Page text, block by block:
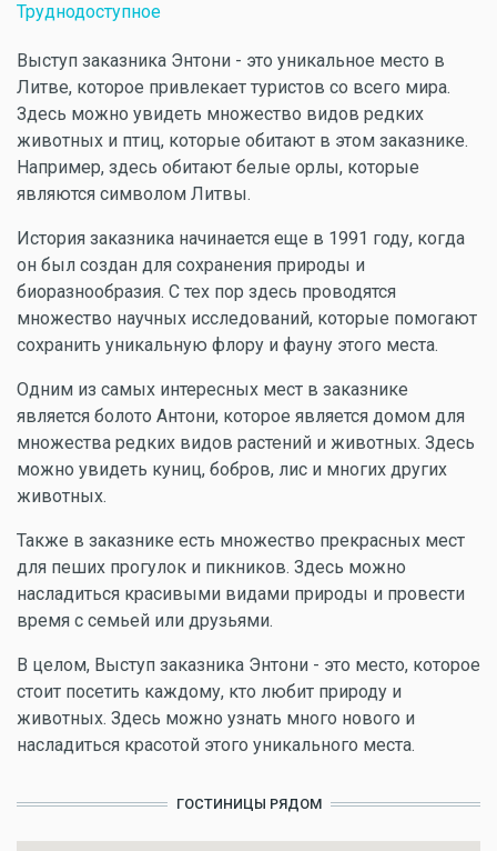
Труднодоступное
Выступ заказника Энтони - это уникальное место в
Литве, которое привлекает туристов со всего мира.
Здесь можно увидеть множество видов редких
животных и птиц, которые обитают в этом заказнике.
Например, здесь обитают белые орлы, которые
являются символом Литвы.
История заказника начинается еще в 1991 году, когда
он был создан для сохранения природы и
биоразнообразия. С тех пор здесь проводятся
множество научных исследований, которые помогают
сохранить уникальную флору и фауну этого места.
Одним из самых интересных мест в заказнике
является болото Антони, которое является домом для
множества редких видов растений и животных. Здесь
можно увидеть куниц, бобров, лис и многих других
животных.
Также в заказнике есть множество прекрасных мест
для пеших прогулок и пикников. Здесь можно
насладиться красивыми видами природы и провести
время с семьей или друзьями.
В целом, Выступ заказника Энтони - это место, которое
стоит посетить каждому, кто любит природу и
животных. Здесь можно узнать много нового и
насладиться красотой этого уникального места.
ГОСТИНИЦЫ РЯДОМ